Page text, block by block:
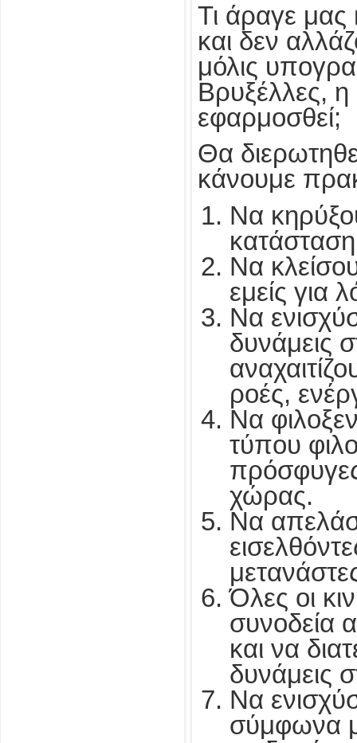
Τι άραγε μας
και δεν
μόλις
Βρυξέλλες,
εφαρμοσθεί;
Θα
κάνουμε
Να
Να
εμείς για
Να
δυνάμεις
ροές,
Να
τύπου
χώρας.
Να
Όλες οι
συνοδεία
και να
δυνάμεις
Να
σύμφωνα